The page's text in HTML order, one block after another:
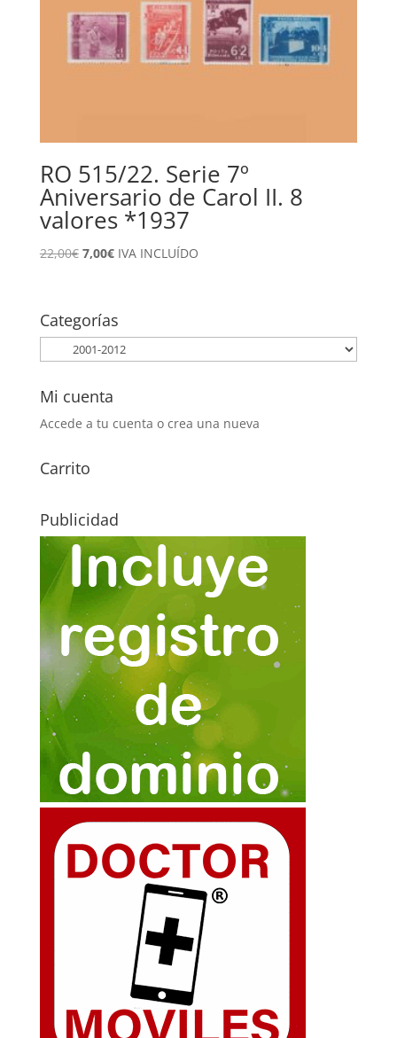
RO 515/22. Serie 7º
Aniversario de Carol II. 8
valores *1937
22,00€ El
era:
22,00€.
7,00€El
es:
7,00€.
IVA INCLUÍDO
Categorías
Mi cuenta
Accede a tu cuenta o crea una nueva
Carrito
Publicidad